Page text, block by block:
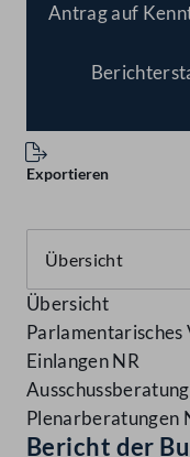
Antrag auf
Exportieren
Übersicht
Einlangen NR
Plenarberatungen
Bericht der